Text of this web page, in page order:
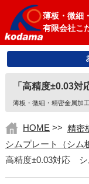
薄板・微細
有限会社こ
「高精度±0.03
薄板・微細・精密金属加
HOME >> 精密
シムプレート（シム
高精度±0.03対応 シ